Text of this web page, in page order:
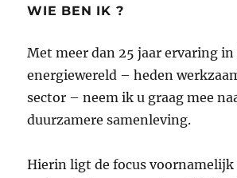
WIE BEN IK ?
Met meer dan 25 jaar ervaring in
energiewereld – heden
sector – neem ik u graag mee
duurzamere samenleving.
Hierin ligt de focus voornamelijk